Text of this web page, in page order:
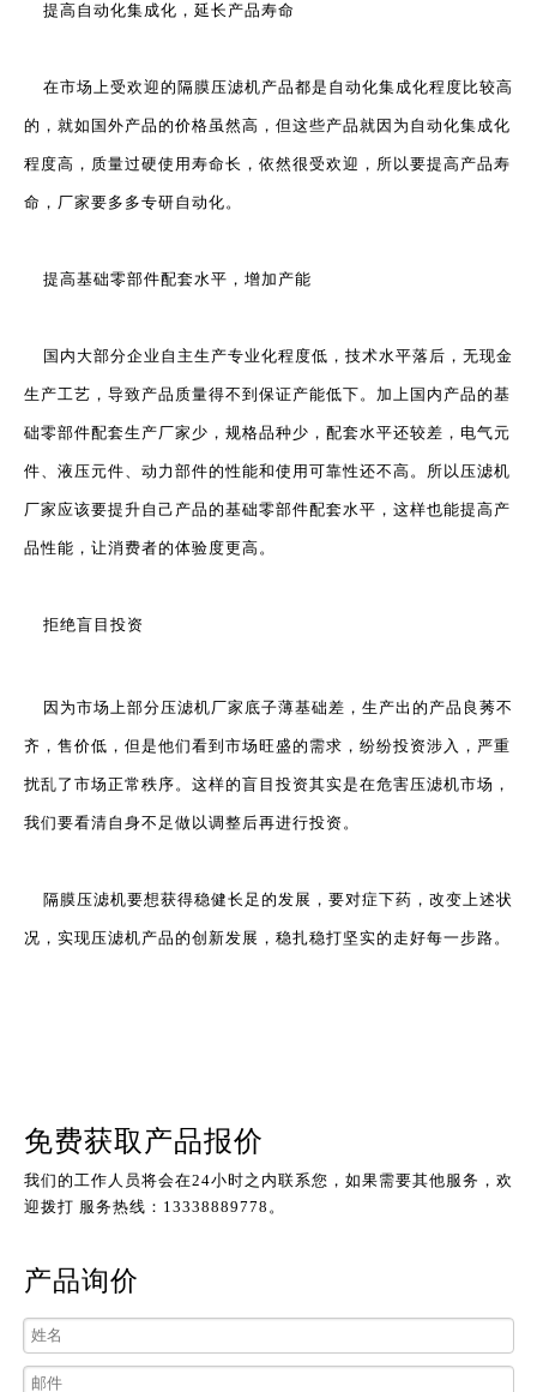
提高自动化集成化，延长产品寿命
在市场上受欢迎的隔膜压滤机产品都是自动化集成化程度比较高
的，就如国外产品的价格虽然高，但这些产品就因为自动化集成化
程度高，质量过硬使用寿命长，依然很受欢迎，所以要提高产品寿
命，厂家要多多专研自动化。
提高基础零部件配套水平，增加产能
国内大部分企业自主生产专业化程度低，技术水平落后，无现金
生产工艺，导致产品质量得不到保证产能低下。加上国内产品的基
础零部件配套生产厂家少，规格品种少，配套水平还较差，电气元
件、液压元件、动力部件的性能和使用可靠性还不高。所以压滤机
厂家应该要提升自己产品的基础零部件配套水平，这样也能提高产
品性能，让消费者的体验度更高。
拒绝盲目投资
因为市场上部分压滤机厂家底子薄基础差，生产出的产品良莠不
齐，售价低，但是他们看到市场旺盛的需求，纷纷投资涉入，严重
扰乱了市场正常秩序。这样的盲目投资其实是在危害压滤机市场，
我们要看清自身不足做以调整后再进行投资。
隔膜压滤机要想获得稳健长足的发展，要对症下药，改变上述状
况，实现压滤机产品的创新发展，稳扎稳打坚实的走好每一步路。
免费获取产品报价
我们的工作人员将会在24小时之内联系您，如果需要其他服务，欢
迎拨打 服务热线：13338889778。
产品询价